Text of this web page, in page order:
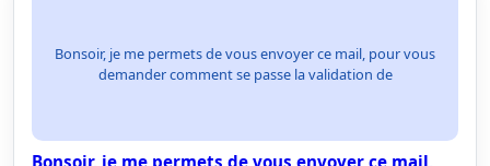
Bonsoir, je me permets de vous envoyer ce mail, pour vous
demander comment se passe la validation de
Bonsoir, je me permets de vous envoyer ce mail,